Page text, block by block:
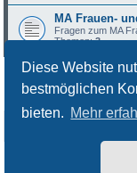
Diese Website
bestmöglichen
bieten. Mehr
MA Frauen-
Fragen zum MA
Themen:3